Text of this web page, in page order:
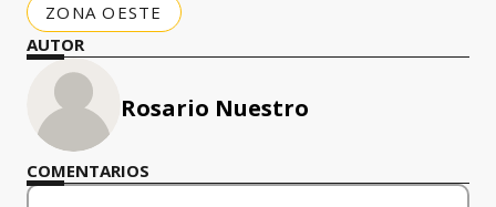
ZONA OESTE
AUTOR
Rosario Nuestro
COMENTARIOS